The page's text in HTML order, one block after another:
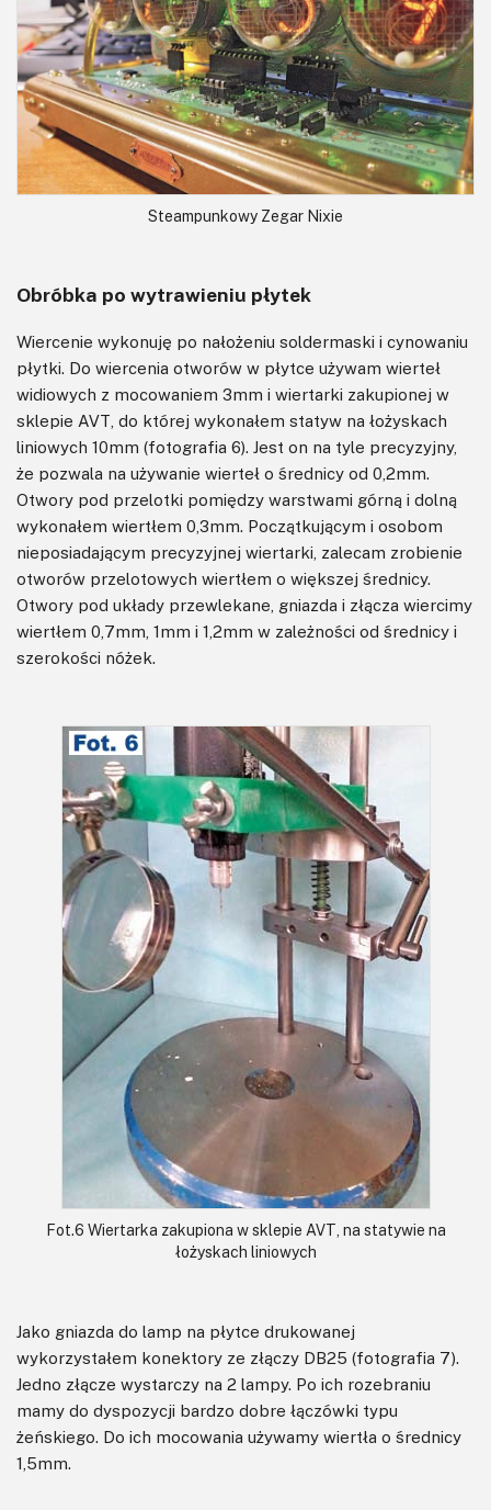
Steampunkowy Zegar Nixie
Obróbka po wytrawieniu płytek
Wiercenie wykonuję po nałożeniu soldermaski i cynowaniu
płytki. Do wiercenia otworów w płytce używam wierteł
widiowych z mocowaniem 3mm i wiertarki zakupionej w
sklepie AVT, do której wykonałem statyw na łożyskach
liniowych 10mm (fotografia 6). Jest on na tyle precyzyjny,
że pozwala na używanie wierteł o średnicy od 0,2mm.
Otwory pod przelotki pomiędzy warstwami górną i dolną
wykonałem wiertłem 0,3mm. Początkującym i osobom
nieposiadającym precyzyjnej wiertarki, zalecam zrobienie
otworów przelotowych wiertłem o większej średnicy.
Otwory pod układy przewlekane, gniazda i złącza wiercimy
wiertłem 0,7mm, 1mm i 1,2mm w zależności od średnicy i
szerokości nóżek.
Fot.6 Wiertarka zakupiona w sklepie AVT, na statywie na
łożyskach liniowych
Jako gniazda do lamp na płytce drukowanej
wykorzystałem konektory ze złączy DB25 (fotografia 7).
Jedno złącze wystarczy na 2 lampy. Po ich rozebraniu
mamy do dyspozycji bardzo dobre łączówki typu
żeńskiego. Do ich mocowania używamy wiertła o średnicy
1,5mm.